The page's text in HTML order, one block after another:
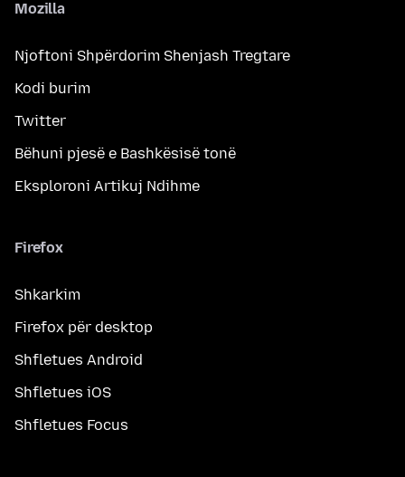
Mozilla
Njoftoni Shpërdorim Shenjash Tregtare
Kodi burim
Twitter
Bëhuni pjesë e Bashkësisë tonë
Eksploroni Artikuj Ndihme
Firefox
Shkarkim
Firefox për desktop
Shfletues Android
Shfletues iOS
Shfletues Focus